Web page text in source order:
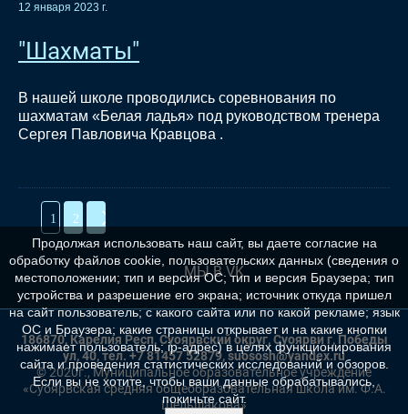
12 января 2023 г.
"Шахматы"
В нашей школе проводились соревнования по
шахматам «Белая ладья» под руководством тренера
Сергея Павловича Кравцова .
1 2
МЫ В VK
186870, Карелия Респ, Суоярвский округ, Суоярви г, Победы
ул, 40, тел. +7 81457 52879, suososh@yandex.ru
© 2020г., Муниципальное образовательное учреждение
«Суоярвская средняя общеобразовательная школа им. Ф.А.
Шельшакова»
Продолжая использовать наш сайт, вы даете согласие на
обработку файлов cookie, пользовательских данных (сведения о
местоположении; тип и версия ОС; тип и версия Браузера; тип
устройства и разрешение его экрана; источник откуда пришел
на сайт пользователь; с какого сайта или по какой рекламе; язык
ОС и Браузера; какие страницы открывает и на какие кнопки
нажимает пользователь; ip-адрес) в целях функционирования
сайта и проведения статистических исследований и обзоров.
Если вы не хотите, чтобы ваши данные обрабатывались,
покиньте сайт.